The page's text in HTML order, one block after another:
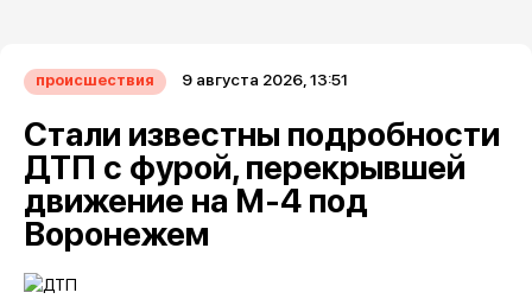
происшествия 9 августа 2026, 13:51
Стали известны подробности
ДТП с фурой, перекрывшей
движение на М-4 под
Воронежем